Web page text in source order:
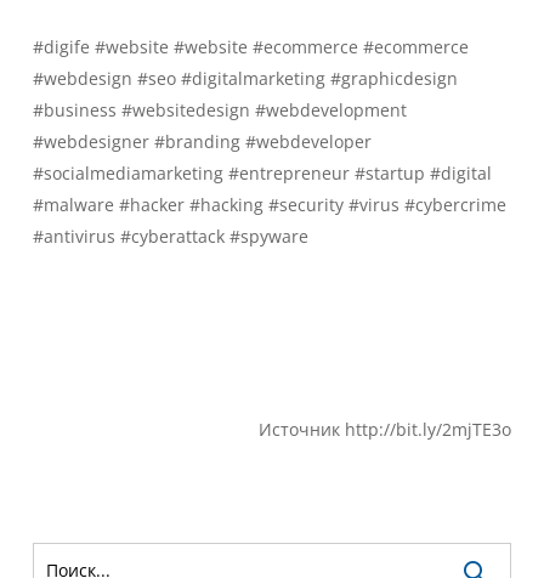
#digife #website #website #ecommerce #ecommerce
#webdesign #seo #digitalmarketing #graphicdesign
#business #websitedesign #webdevelopment
#webdesigner #branding #webdeveloper
#socialmediamarketing #entrepreneur #startup #digital
#malware #hacker #hacking #security #virus #cybercrime
#antivirus #cyberattack #spyware
Источник http://bit.ly/2mjTE3o